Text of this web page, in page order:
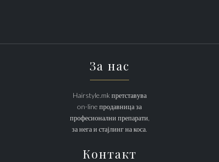
За нас
Hairstyle.mk претставува
on-line продавница за
професионални препарати,
за нега и стајлинг на коса.
Контакт